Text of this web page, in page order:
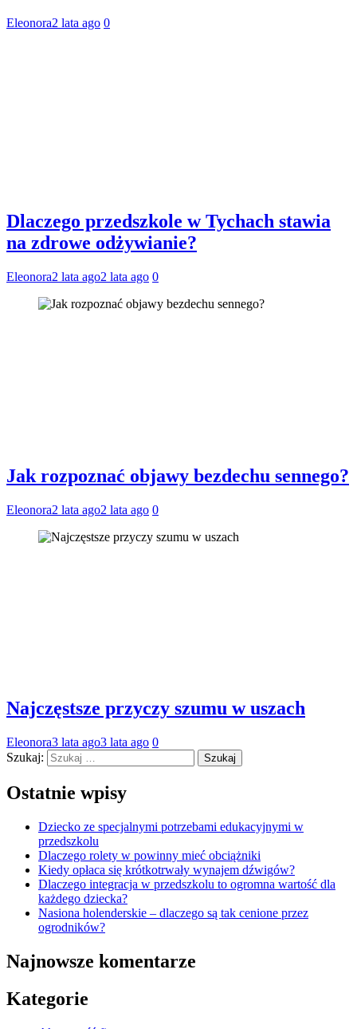
Eleonora2 lata ago 0
Dlaczego przedszkole w Tychach stawia
na zdrowe odżywianie?
Eleonora2 lata ago2 lata ago 0
Jak rozpoznać objawy bezdechu sennego?
Eleonora2 lata ago2 lata ago 0
Najczęstsze przyczy szumu w uszach
Eleonora3 lata ago3 lata ago 0
Szukaj:
Ostatnie wpisy
Dziecko ze specjalnymi potrzebami edukacyjnymi w
przedszkolu
Dlaczego rolety w powinny mieć obciążniki
Kiedy opłaca się krótkotrwały wynajem dźwigów?
Dlaczego integracja w przedszkolu to ogromna wartość dla
każdego dziecka?
Nasiona holenderskie – dlaczego są tak cenione przez
ogrodników?
Najnowsze komentarze
Kategorie